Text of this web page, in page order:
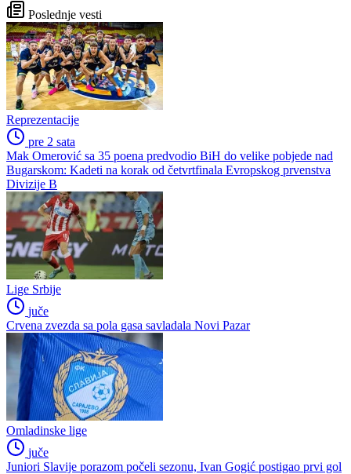
Poslednje vesti
Reprezentacije
pre 2 sata
Mak Omerović sa 35 poena predvodio BiH do velike pobjede nad
Bugarskom: Kadeti na korak od četvrtfinala Evropskog prvenstva
Divizije B
Lige Srbije
juče
Crvena zvezda sa pola gasa savladala Novi Pazar
Omladinske lige
juče
Juniori Slavije porazom počeli sezonu, Ivan Gogić postigao prvi gol